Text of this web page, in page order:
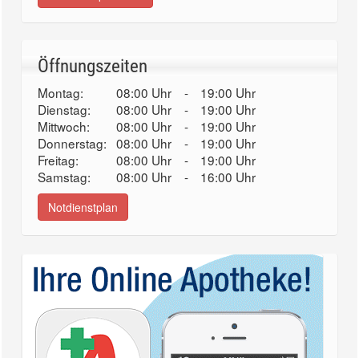
Öffnungszeiten
Montag: 08:00 Uhr -
19:00 Uhr
Dienstag:
08:00 Uhr -
19:00 Uhr
Mittwoch:
08:00 Uhr -
19:00 Uhr
Donnerstag: 08:00 Uhr -
19:00 Uhr
Freitag:
08:00 Uhr -
19:00 Uhr
Samstag:
08:00 Uhr - 16:00 Uhr
Notdienstplan